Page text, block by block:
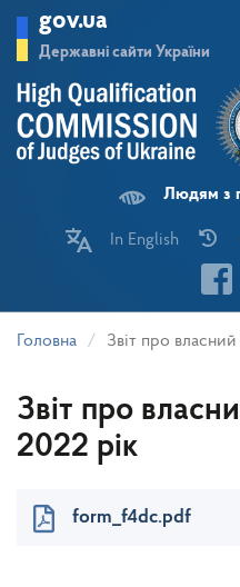
основного
матеріалу
gov.ua
Державні сайти України
Людям з
In English
Головна Звіт про власний
Звіт про
2022 рік
form_f4dc.pdf